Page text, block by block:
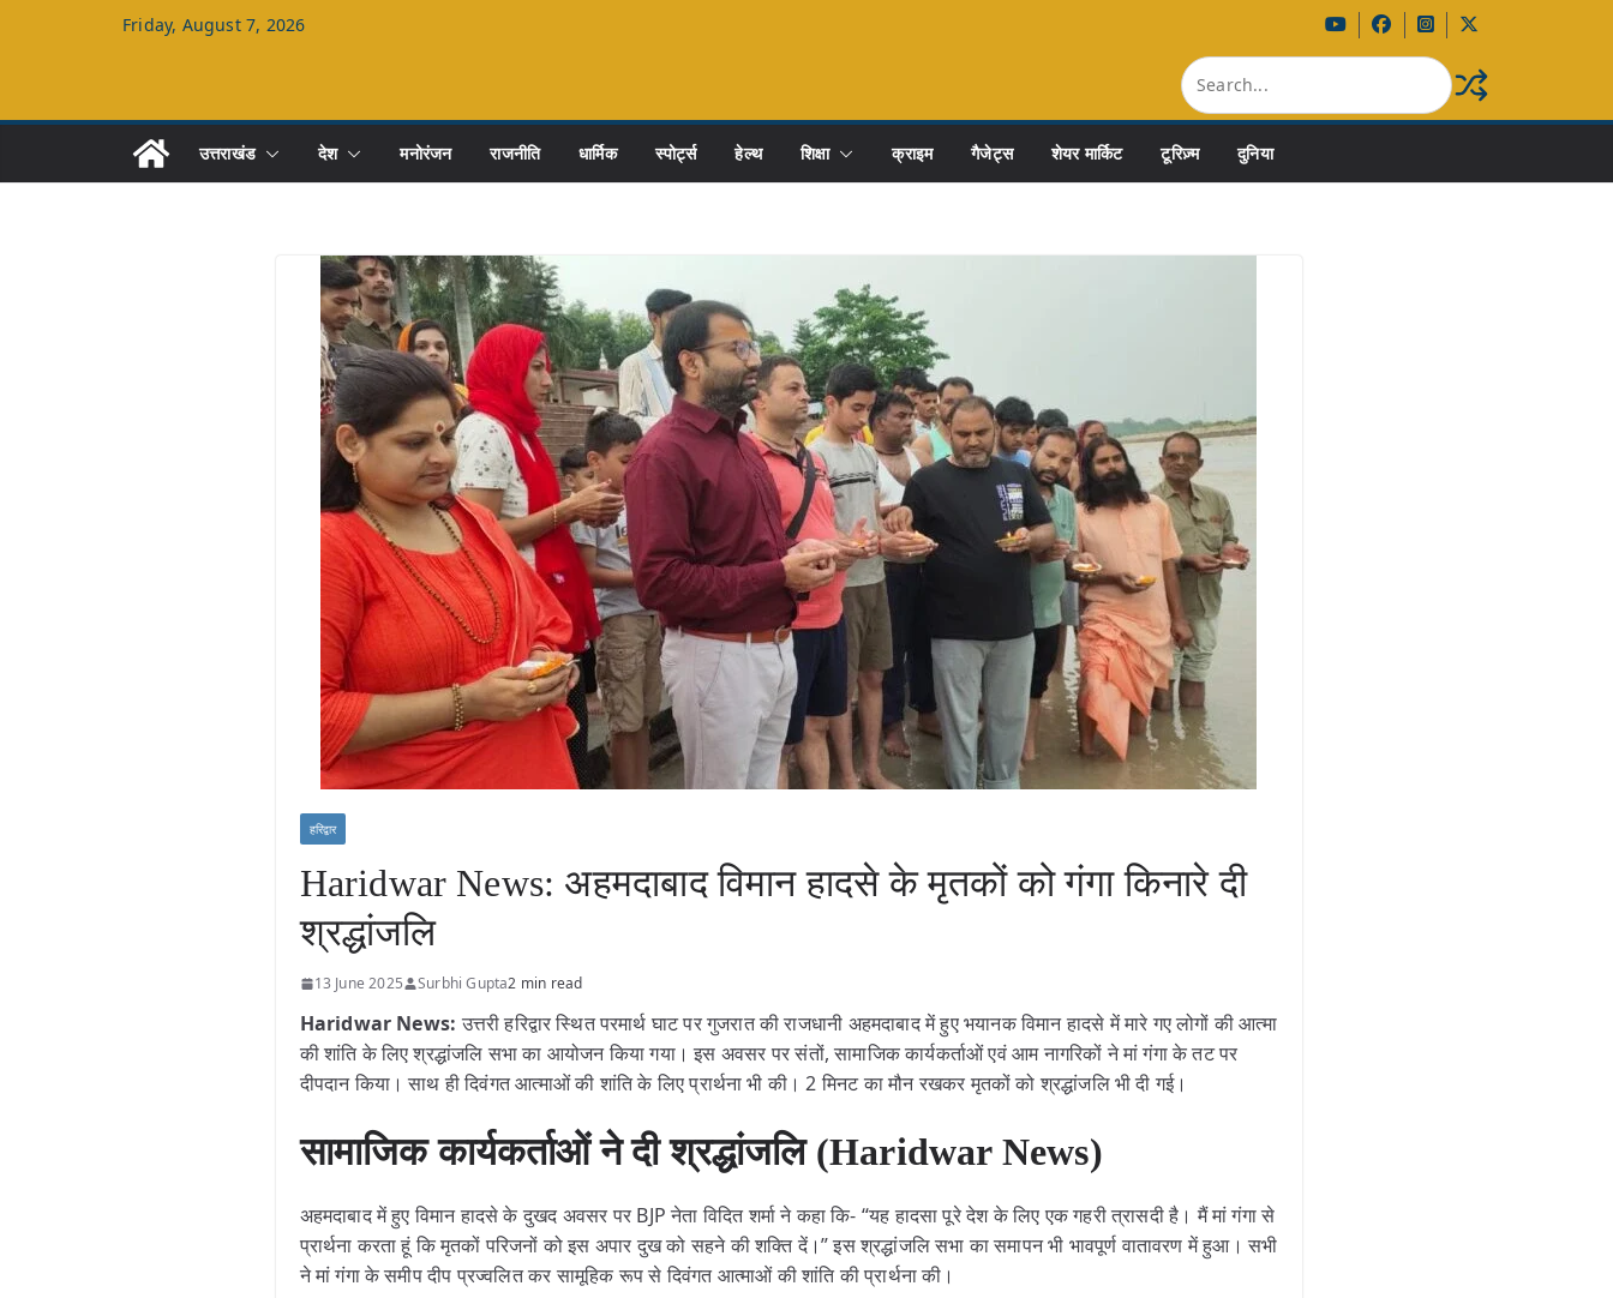
Friday, August 7, 2026
उत्तराखंड देश मनोरंजन राजनीति धार्मिक स्पोर्ट्स हेल्थ शिक्षा क्राइम गैजेट्स शेयर मार्किट टूरिज़्म दुनिया
हरिद्वार
Haridwar News: अहमदाबाद विमान हादसे के मृतकों को गंगा किनारे दी
श्रद्धांजलि
13 June 2025 Surbhi Gupta2 min read
Haridwar News:उत्तरी हरिद्वार स्थित परमार्थ घाट पर गुजरात की राजधानी अहमदाबाद में हुए भयानक विमान हादसे में मारे गए लोगों की आत्मा
की शांति के लिए श्रद्धांजलि सभा का आयोजन किया गया। इस अवसर पर संतों, सामाजिक कार्यकर्ताओं एवं आम नागरिकों ने मां गंगा के तट पर
दीपदान किया। साथ ही दिवंगत आत्माओं की शांति के लिए प्रार्थना भी की। 2 मिनट का मौन रखकर मृतकों को श्रद्धांजलि भी दी गई।
सामाजिक कार्यकर्ताओं ने दी श्रद्धांजलि (Haridwar News)
अहमदाबाद में हुए विमान हादसे के दुखद अवसर पर BJP नेता विदित शर्मा ने कहा कि- “यह हादसा पूरे देश के लिए एक गहरी त्रासदी है। मैं मां गंगा से
प्रार्थना करता हूं कि मृतकों परिजनों को इस अपार दुख को सहने की शक्ति दें।” इस श्रद्धांजलि सभा का समापन भी भावपूर्ण वातावरण में हुआ। सभी
ने मां गंगा के समीप दीप प्रज्वलित कर सामूहिक रूप से दिवंगत आत्माओं की शांति की प्रार्थना की।